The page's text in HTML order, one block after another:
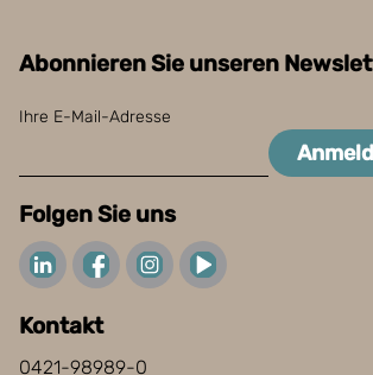
Abonnieren Sie unseren
Ihre E-Mail-Adresse
Folgen Sie uns
Kontakt
0421-98989-0